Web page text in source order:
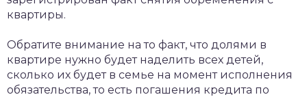
квартиры.
Обратите внимание на то факт, что долями в
квартире нужно будет наделить всех детей,
сколько их будет в семье на момент исполнения
обязательства, то есть погашения кредита по